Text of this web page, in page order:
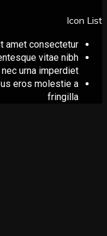
sit amet consectetur
pellentesque vitae nibh
leo nec urna imperdiet
tempus eros molestie a
fringilla